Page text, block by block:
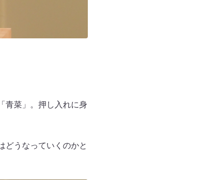
青菜」。押し入れに身
どうなっていくのかと